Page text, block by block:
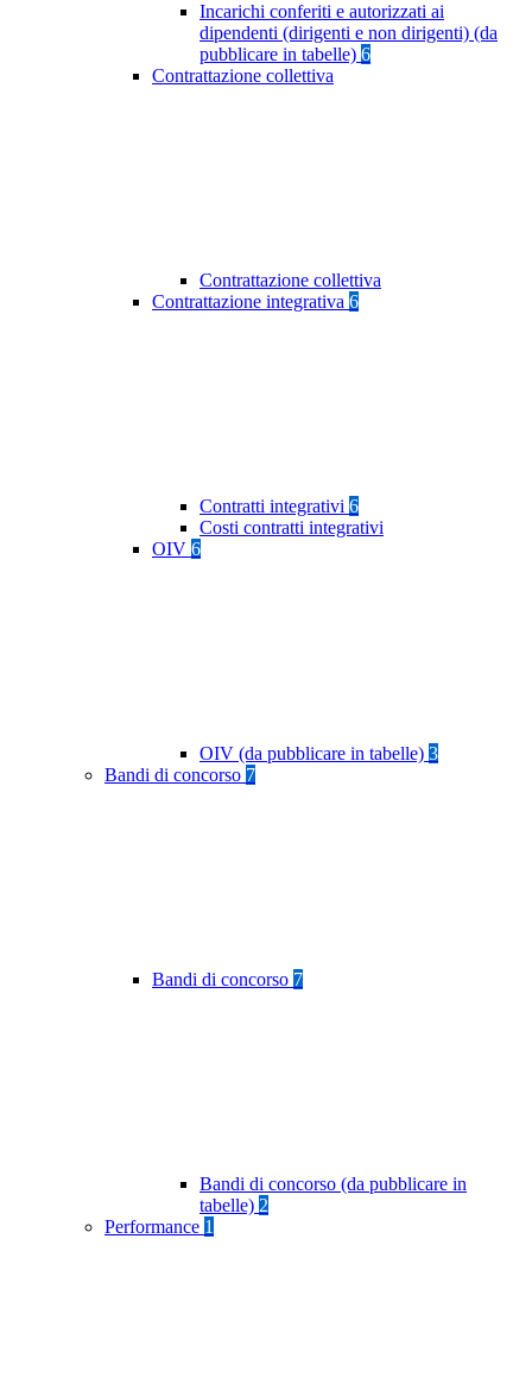
Incarichi conferiti e autorizzati ai
dipendenti (dirigenti e non dirigenti) (da
pubblicare in tabelle) 6
Contrattazione collettiva
Contrattazione collettiva
Contrattazione integrativa 6
Contratti integrativi 6
Costi contratti integrativi
OIV 6
OIV (da pubblicare in tabelle) 3
Bandi di concorso 7
Bandi di concorso 7
Bandi di concorso (da pubblicare in
tabelle) 2
Performance 1